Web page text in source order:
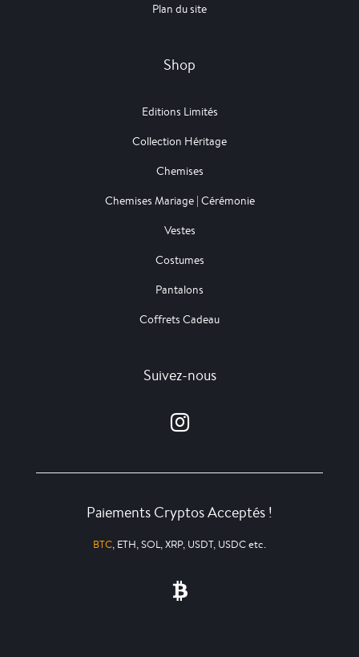
Plan du site
Shop
Editions Limités
Collection Héritage
Chemises
Chemises Mariage | Cérémonie
Vestes
Costumes
Pantalons
Coffrets Cadeau
Suivez-nous
Paiements Cryptos Acceptés !
BTC, ETH, SOL, XRP, USDT, USDC etc.